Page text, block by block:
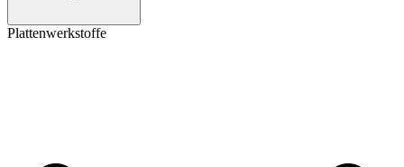
Plattenwerkstoffe